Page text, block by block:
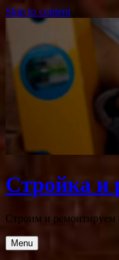
Skip to content
Стройка и
Строим и ремонтируем
Menu